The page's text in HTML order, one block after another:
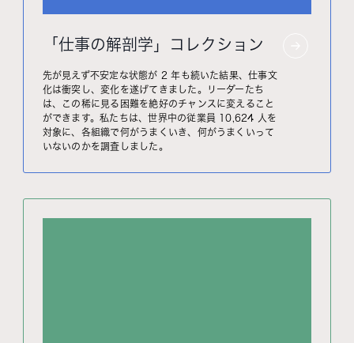
「仕事の解剖学」コレクション
先が見えず不安定な状態が 2 年も続いた結果、仕事文
化は衝突し、変化を遂げてきました。リーダーたち
は、この稀に見る困難を絶好のチャンスに変えること
ができます。私たちは、世界中の従業員 10,624 人を
対象に、各組織で何がうまくいき、何がうまくいって
いないのかを調査しました。